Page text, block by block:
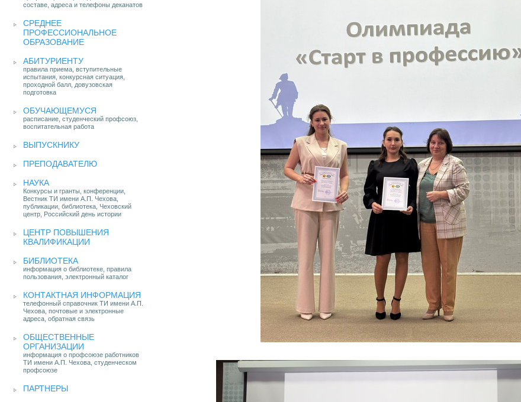
составе, адреса и телефоны деканатов
СРЕДНЕЕ
ПРОФЕССИОНАЛЬНОЕ
ОБРАЗОВАНИЕ
АБИТУРИЕНТУ
правила приема, вступительные
испытания, конкурсная ситуация,
проходной балл, довузовская
подготовка
ОБУЧАЮЩЕМУСЯ
расписание, студенческий профсоюз,
воспитательная работа
ВЫПУСКНИКУ
ПРЕПОДАВАТЕЛЮ
НАУКА
Конкурсы и гранты, конференции,
Вестник ТИ имени А.П. Чехова,
публикации, библиотека, Чеховский
центр, Российский день истории
ЦЕНТР ПОВЫШЕНИЯ
КВАЛИФИКАЦИИ
БИБЛИОТЕКА
информация о библиотеке, правила
пользования, электронный каталог
КОНТАКТНАЯ ИНФОРМАЦИЯ
телефонный справочник ТИ имени А.П.
Чехова, почтовые и электронные
адреса, обратная связь
ОБЩЕСТВЕННЫЕ
ОРГАНИЗАЦИИ
информация о профсоюзе работников
ТИ имени А.П. Чехова, студенческом
профсоюзе
ПАРТНЕРЫ